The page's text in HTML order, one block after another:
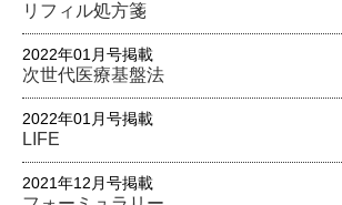
リフィル処方箋
2022年01月号掲載
次世代医療基盤法
2022年01月号掲載
LIFE
2021年12月号掲載